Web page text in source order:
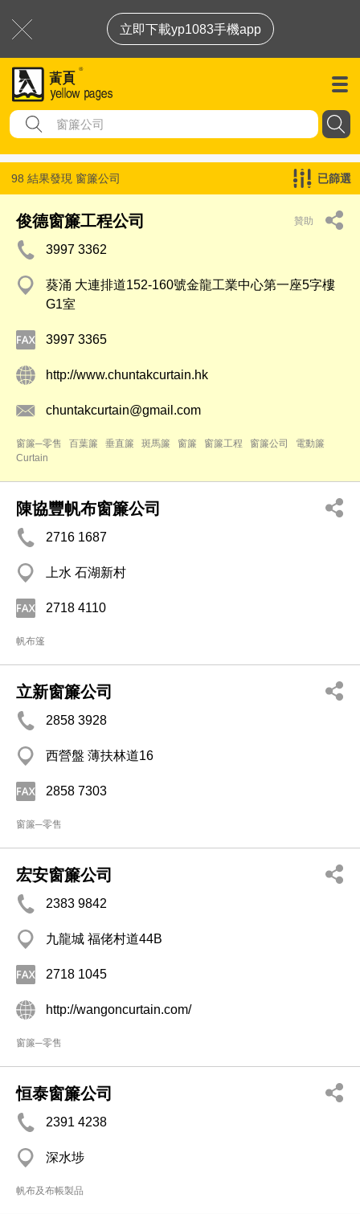
立即下載yp1083手機app
98 結果發現 窗簾公司 已篩選
俊德窗簾工程公司 贊助
3997 3362
葵涌 大連排道152-160號金龍工業中心第一座5字樓
G1室
3997 3365
http://www.chuntakcurtain.hk
chuntakcurtain@gmail.com
窗簾─零售 百葉簾 垂直簾 斑馬簾 窗簾 窗簾工程 窗簾公司
電動簾
Curtain
陳協豐帆布窗簾公司
2716 1687
上水 石湖新村
2718 4110
帆布篷
立新窗簾公司
2858 3928
西營盤 薄扶林道16
2858 7303
窗簾─零售
宏安窗簾公司
2383 9842
九龍城 福佬村道44B
2718 1045
http://wangoncurtain.com/
窗簾─零售
恒泰窗簾公司
2391 4238
深水埗
帆布及布帳製品